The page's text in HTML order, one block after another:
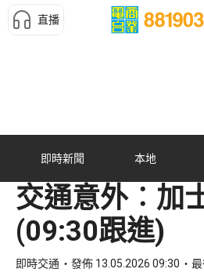
直播
即時新聞 本地
交通意外︰加
(09:30跟進)
即時交通 發佈 13.05.2026 09:30